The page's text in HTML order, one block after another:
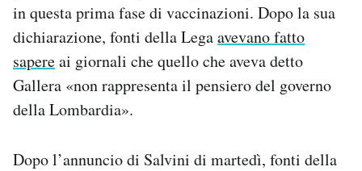
in questa prima fase di vaccinazioni. Dopo la sua
dichiarazione, fonti della Legaavevano fatto
sapereai giornali che quello che aveva detto
Gallera «non rappresenta il pensiero del governo
della Lombardia».
Dopo l’annuncio di Salvini di martedì, fonti della